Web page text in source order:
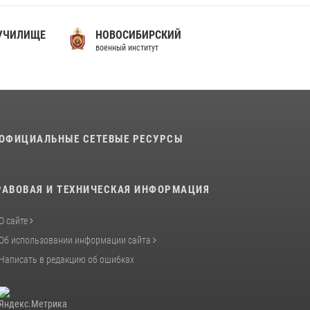
07 июля 2026, 10:30 4
Факультет инженерного обеспечения
Пермского военного института — кузница
информирование на тему: «28 июля – День
Российской Федерации»
НОВОСИБИРСКИЙ
военный институт
СЕТЕВЫЕ РЕСУРСЫ
И ТЕХНИЧЕСКАЯ ИНФОРМАЦИЯ
О сайте
Об использовании информации сайта
Написать в редакцию об ошибках